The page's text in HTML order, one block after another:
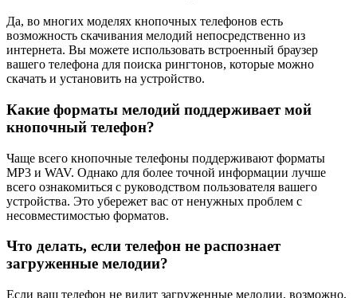
Да, во многих моделях кнопочных телефонов есть
возможность скачивания мелодий непосредственно из
интернета. Вы можете использовать встроенный браузер
вашего телефона для поиска рингтонов, которые можно
скачать и установить на устройство.
Какие форматы мелодий поддерживает мой
кнопочный телефон?
Чаще всего кнопочные телефоны поддерживают форматы
MP3 и WAV. Однако для более точной информации лучше
всего ознакомиться с руководством пользователя вашего
устройства. Это убережет вас от ненужных проблем с
несовместимостью форматов.
Что делать, если телефон не распознает
загруженные мелодии?
Если ваш телефон не видит загруженные мелодии, возможно,